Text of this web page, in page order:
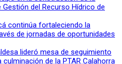
Gestión del Recurso Hídrico de
continúa fortaleciendo la
de jornadas de oportunidades
lideró mesa de seguimiento
culminación de la PTAR Calahorra